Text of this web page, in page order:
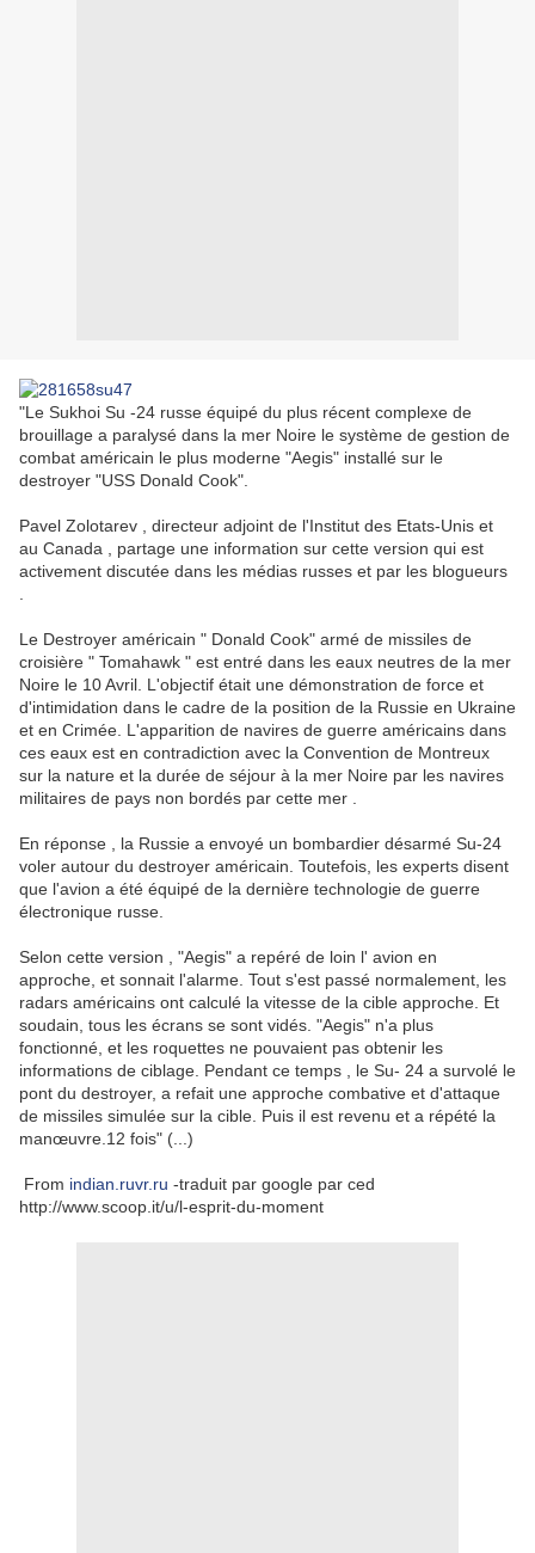
"Le Sukhoi Su -24 russe équipé du plus récent complexe de
brouillage a paralysé dans la mer Noire le système de gestion de
combat américain le plus moderne "Aegis" installé sur le
destroyer "USS Donald Cook".
Pavel Zolotarev , directeur adjoint de l'Institut des Etats-Unis et
au Canada , partage une information sur cette version qui est
activement discutée dans les médias russes et par les blogueurs
Le Destroyer américain " Donald Cook" armé de missiles de
croisière " Tomahawk " est entré dans les eaux neutres de la mer
Noire le 10 Avril. L'objectif était une démonstration de force et
d'intimidation dans le cadre de la position de la Russie en Ukraine
et en Crimée. L'apparition de navires de guerre américains dans
ces eaux est en contradiction avec la Convention de Montreux
sur la nature et la durée de séjour à la mer Noire par les navires
militaires de pays non bordés par cette mer .
En réponse , la Russie a envoyé un bombardier désarmé Su-24
voler autour du destroyer américain. Toutefois, les experts disent
que l'avion a été équipé de la dernière technologie de guerre
électronique russe.
Selon cette version , "Aegis" a repéré de loin l' avion en
approche, et sonnait l'alarme. Tout s'est passé normalement, les
radars américains ont calculé la vitesse de la cible approche. Et
soudain, tous les écrans se sont vidés. "Aegis" n'a plus
fonctionné, et les roquettes ne pouvaient pas obtenir les
informations de ciblage. Pendant ce temps , le Su- 24 a survolé le
pont du destroyer, a refait une approche combative et d'attaque
de missiles simulée sur la cible. Puis il est revenu et a répété la
manœuvre. 12 fois" (...)
From indian.ruvr.ru -traduit par google par ced
http://www.scoop.it/u/l-esprit-du-moment